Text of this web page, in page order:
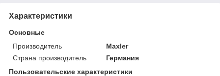
Характеристики
Основные
Производитель
Maxler
Страна производитель
Германия
Пользовательские характеристики